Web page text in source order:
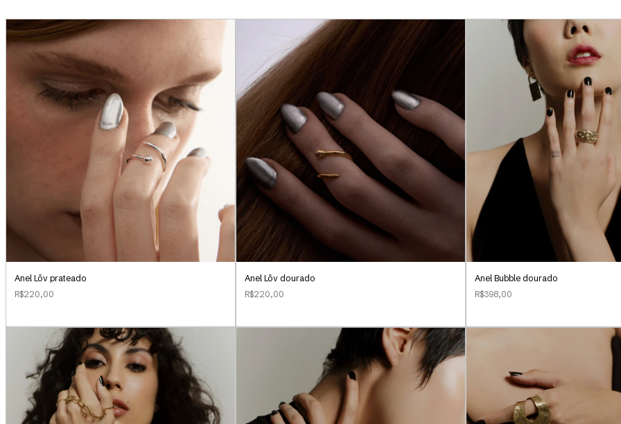
Anel Lôv prateado
R$220,00
Anel Lôv dourado
R$220,00
Anel Bubble dourado
R$398,00